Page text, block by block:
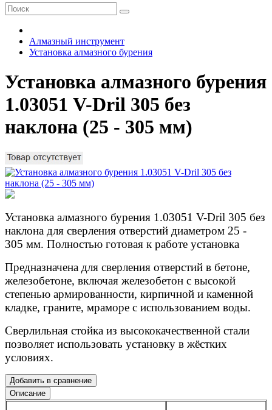
Алмазный инструмент
Установка алмазного бурения
Установка алмазного бурения
1.03051 V-Dril 305 без
наклона (25 - 305 мм)
Установка алмазного бурения 1.03051 V-Dril 305 без
наклона для сверления отверстий диаметром 25 -
305 мм. Полностью готовая к работе установка
Предназначена для сверления отверстий в бетоне,
железобетоне, включая железобетон с высокой
степенью армированности, кирпичной и каменной
кладке, граните, мраморе с использованием воды.
Сверлильная стойка из высококачественной стали
позволяет использовать установку в жёстких
условиях.
Добавить в сравнение
Описание